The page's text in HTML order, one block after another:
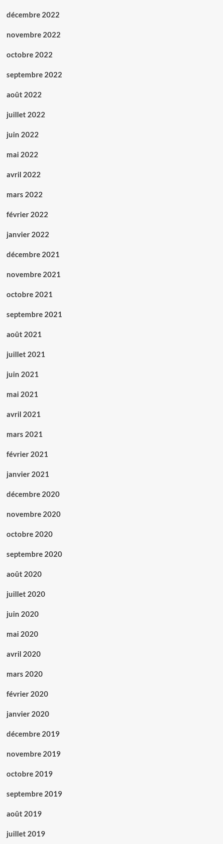
décembre 2022
novembre 2022
octobre 2022
septembre 2022
août 2022
juillet 2022
juin 2022
mai 2022
avril 2022
mars 2022
février 2022
janvier 2022
décembre 2021
novembre 2021
octobre 2021
septembre 2021
août 2021
juillet 2021
juin 2021
mai 2021
avril 2021
mars 2021
février 2021
janvier 2021
décembre 2020
novembre 2020
octobre 2020
septembre 2020
août 2020
juillet 2020
juin 2020
mai 2020
avril 2020
mars 2020
février 2020
janvier 2020
décembre 2019
novembre 2019
octobre 2019
septembre 2019
août 2019
juillet 2019